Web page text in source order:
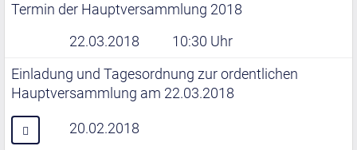
Termin der Hauptversammlung 2018
22.03.2018
10:30 Uhr
Einladung und Tagesordnung zur ordentlichen
Hauptversammlung am 22.03.2018
20.02.2018